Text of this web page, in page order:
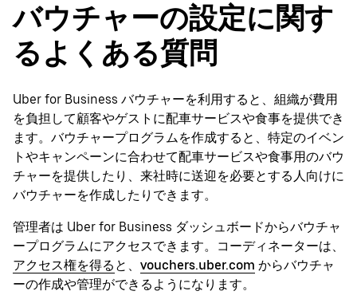
バウチャーの設定に関す
るよくある質問
Uber for Business バウチャーを利用すると、組織が費用
を負担して顧客やゲストに配車サービスや食事を提供でき
ます。バウチャープログラムを作成すると、特定のイベン
トやキャンペーンに合わせて配車サービスや食事用のバウ
チャーを提供したり、来社時に送迎を必要とする人向けに
バウチャーを作成したりできます。
管理者は Uber for Business ダッシュボードからバウチャ
ープログラムにアクセスできます。コーディネーターは、
アクセス権を得る と、 vouchers.uber.com からバウチャ
ーの作成や管理ができるようになります。